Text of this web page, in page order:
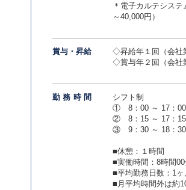
＊電子カルテシス
～40,000円）
賞与・昇給
◇昇給年１回（会社
◇賞与年２回（会社
勤務時 間
シフト制
① 8：00 ～ 17：00
② 8：15 ～ 17：15
③ 9：30 ～ 18：30
■休憩：１時間
■実働時間：8時間
■平均勤務日数：1
■月平均時間外は約